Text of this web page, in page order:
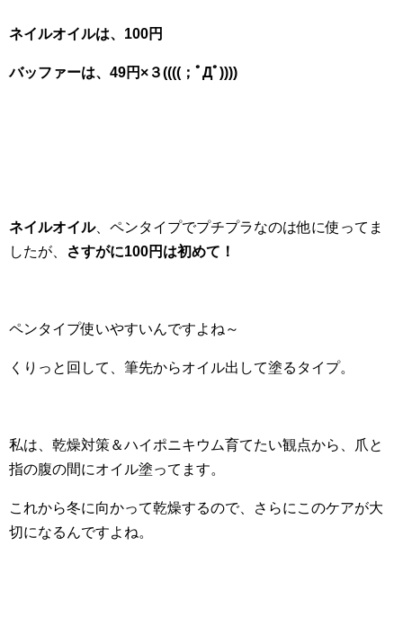
ネイルオイルは、100円
バッファーは、49円×３((((；ﾟДﾟ))))
ネイルオイル、ペンタイプでプチプラなのは他に使ってま
したが、
さすがに100円は初めて！
ペンタイプ使いやすいんですよね～
くりっと回して、筆先からオイル出して塗るタイプ。
私は、乾燥対策＆ハイポニキウム育てたい観点から、爪と
指の腹の間にオイル塗ってます。
これから冬に向かって乾燥するので、さらにこのケアが大
切になるんですよね。